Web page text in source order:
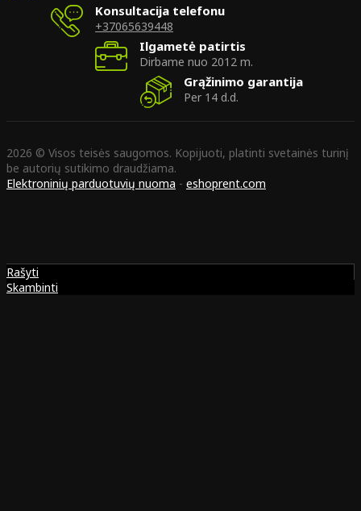
Konsultacija telefonu
+37065639448
Ilgametė patirtis
Dirbame nuo 2012 m.
Grąžinimo garantija
Per 14 d.d.
2026 © Visos teisės saugomos. Kopijuoti, platinti svetainės turinį
be autorių sutikimo draudžiama.
Elektroninių parduotuvių nuoma - eshoprent.com
Rašyti
Skambinti